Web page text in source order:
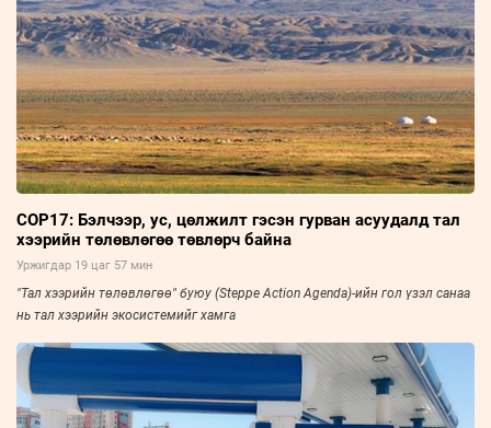
COP17: Бэлчээр, ус, цөлжилт гэсэн гурван асуудалд тал
хээрийн төлөвлөгөө төвлөрч байна
Уржигдар 19 цаг 57 мин
"Тал хээрийн төлөвлөгөө" буюу (Steppe Action Agenda)-ийн гол үзэл санаа
нь тал хээрийн экосистемийг хамга